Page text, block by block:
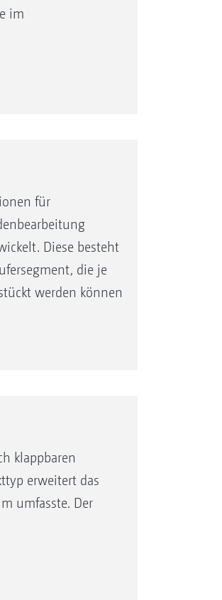
im
für
Diese besteht
die je
werden können
klappbaren
erweitert das
umfasste. Der